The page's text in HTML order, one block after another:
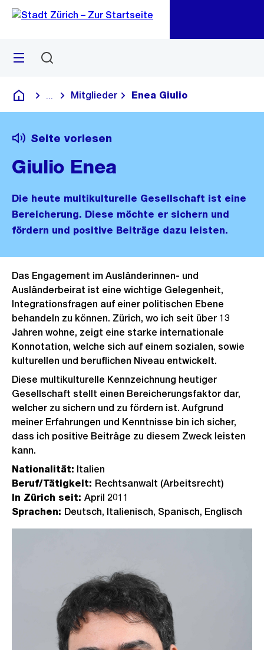
Navigation
Sprunglink
Menü
Deutsch
Blende alle Breadcrumbs ein
Mitglieder Enea Giulio
Seite vorlesen
Giulio Enea
Die heute multikulturelle Gesellschaft ist eine
Bereicherung. Diese möchte er sichern und
fördern und positive Beiträge dazu leisten.
Das Engagement im Ausländerinnen- und
Ausländerbeirat ist eine wichtige Gelegenheit,
Integrationsfragen auf einer politischen Ebene
behandeln zu können. Zürich, wo ich seit über 13
Jahren wohne, zeigt eine starke internationale
Konnotation, welche sich auf einem sozialen, sowie
kulturellen und beruflichen Niveau entwickelt.
Diese multikulturelle Kennzeichnung heutiger
Gesellschaft stellt einen Bereicherungsfaktor dar,
welcher zu sichern und zu fördern ist. Aufgrund
meiner Erfahrungen und Kenntnisse bin ich sicher,
dass ich positive Beiträge zu diesem Zweck leisten
kann.
Nationalität: Italien
Beruf/Tätigkeit: Rechtsanwalt (Arbeitsrecht)
In Zürich seit: April 2011
Sprachen: Deutsch, Italienisch, Spanisch, Englisch